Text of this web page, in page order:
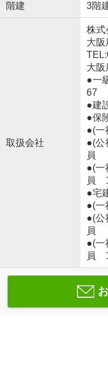
階建 3階
取扱会社
株式
大
大阪
●一
67
●建
●保
●(一
●(公
員
●(一
員
●宅
●(一
●(公
員
●(一
員